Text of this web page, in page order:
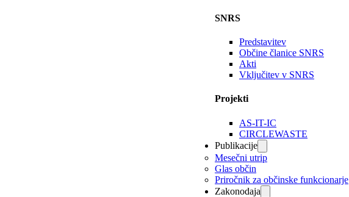
SNRS
Predstavitev
Občine članice SNRS
Akti
Vključitev v SNRS
Projekti
AS-IT-IC
CIRCLEWASTE
Publikacije
Mesečni utrip
Glas občin
Priročnik za občinske funkcionarje
Zakonodaja